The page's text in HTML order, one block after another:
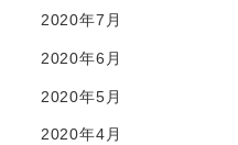
2020年7月
2020年6月
2020年5月
2020年4月